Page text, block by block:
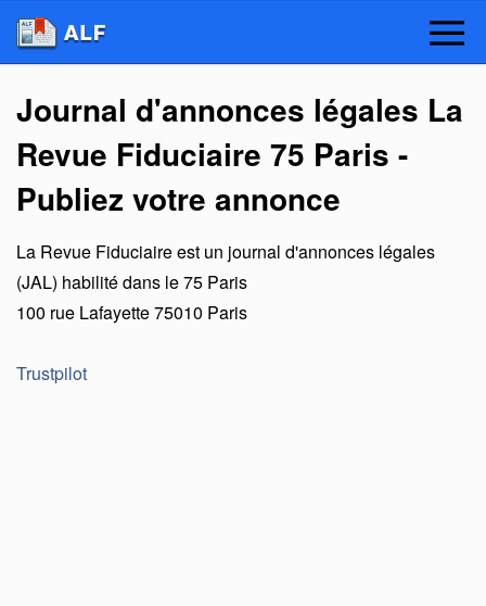
Journal d'annonces légales La
Revue Fiduciaire 75 Paris -
Publiez votre annonce
La Revue Fiduciaireest un journal d'annonces légales
(JAL) habilité dans le 75 Paris
100 rue Lafayette75010 Paris
Trustpilot